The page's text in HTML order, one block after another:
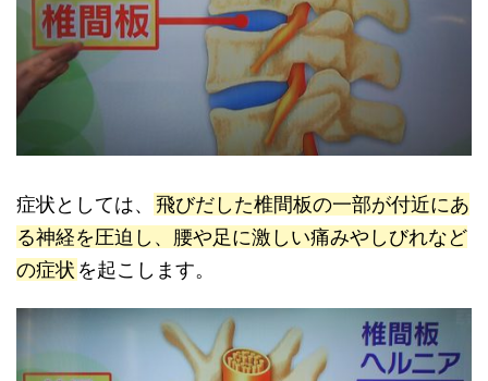
症状としては、 飛びだした椎間板の一部が付近にあ
る神経を圧迫し、腰や足に激しい痛みやしびれなど
の症状 を起こします。